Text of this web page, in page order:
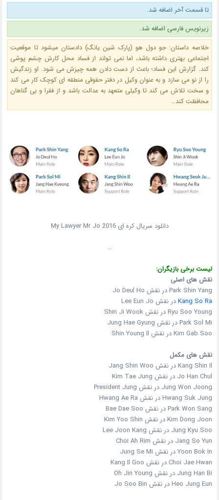
تا قسمت آخر اضافه شد.
زیرنویس فارسی اضافه شد.
خلاصه داستان: جو دول هو (پارک شین یانگ) دادستان میشود تا موقعیت
اجتماعی بهتری داشته باشد، اما نمی تواند از فساد محل کارش چشم پوشی
کند. گزارش این فساد؛ باعث از دست دادن همه چیزش می شود. او زندگیش
را از نو می سازد و به عنوان وکیل در دفتر حقوقی منطقه ای کوچک کار می کند
و سخت تلاش می کند تا وکیلی متعهد به عدالت باشد و از فقرا و بی گناهان
محافظت کند…
دانلود سریال کره ای My Lawyer Mr Jo 2016
…
لیست برخی بازیگران:
نقش های اصلی
Park Shin Yang در نقش Jo Deul Ho
Kang So Raدر نقش Lee Eun Jo
Ryu Soo Young در نقش Shin Ji Wook
Park Sol Mi در نقش Jung Hae Gyung
Kim Gab Soo در نقش Shin Young Il
نقش های مکمل
Kang Shin Il در نقش Jang Shin Woo
Jo Han Chul در نقش Kim Tae Jung
Jung Won Joong در نقش President Jung
Hwang Suk Jung در نقش Hwang Ae Ra
Park Won Sang در نقش Bae Dae Soo
Kim Dong Joon در نقش Kim Yoo Shin
Jung Kyu Soo در نقش Lee Joon Kang
Jang So Yun در نقش Choi Ah Rim
Yoon Bok In در نقش Jung Se Mi
Choi Jae Hwan در نقش Kang Il Goo
Jung Han Bi در نقش Oh Jin Young
Heo Jung Eun در نقش Jo Soo Bin